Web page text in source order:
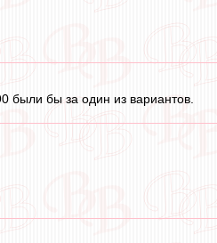
были бы за один из вариантов.